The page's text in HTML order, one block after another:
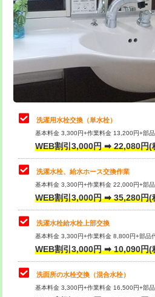
※給水管工事は20mmまでの価格で
給水管工事※（塩ビ管（VP・HI）使
用/3ｍまで)
給水管工事※（塩ビ管（VP・HI）使
用（追加）/3ｍ超え)
給水管工事※（ライニング鋼管・銅
管・ポリ管・HT管使用/3ｍまで)
給水管工事※（ライニング鋼管・銅
管・ポリ管・HT管使用/3ｍ超え)
排水管工事（土の掘削・埋め戻し作
業）
排水管工事（排水管工事/3ｍまで）
排水管工事（追加 排水管工事/3ｍ超
え）
マス交換（土の掘削・埋め戻し作業
マス交換（深さ50㎝未満）
カメラ調査
桝清掃
止水・漏水調査・防水処理・清掃・
理・調整・分解・加工など（軽作業）
止水・漏水調査・防水処理・清掃・
理・調整・分解・加工など（中作業）
止水・漏水調査・防水処理・清掃・
理・調整・分解・加工など（重作業
キッチンタンク脱着
その他部品の脱着
交換・取付（タンク）
交換・取付(単水栓（壁付・デッキ
式）)
交換・取付(混合水栓（壁付・デッキ
洗濯用水栓交換（単水栓）
基本料金 3,300円+作業料金 13,200円+部
WEB割引3,000円 ➡ 22,080円(
洗濯水栓、給水ホース交換作業
基本料金 3,300円+作業料金 22,000円+部
WEB割引3,000円 ➡ 35,280円(
洗濯水栓給水栓上部交換
基本料金 3,300円+作業料金 8,800円+部品
WEB割引3,000円 ➡ 10,090円(
洗面所の水栓交換（混合水栓）
基本料金 3,300円+作業料金 16,500円+部